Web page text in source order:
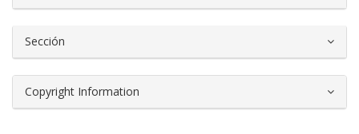
Sección
Copyright Information